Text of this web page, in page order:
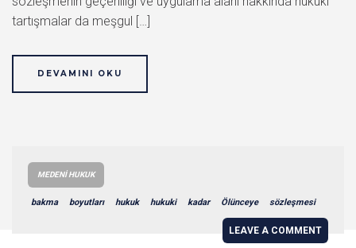
tartışmalar da meşgul […]
DEVAMINI OKU
MEDENI HUKUK
bakma boyutları hukuk hukuki kadar Ölünceye sözleşmesi
LEAVE A COMMENT